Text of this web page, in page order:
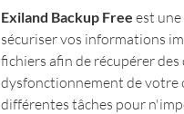
Exiland Backup Free est
sécuriser vos informations
fichiers afin de récupérer
dysfonctionnement de votre
différentes tâches pour